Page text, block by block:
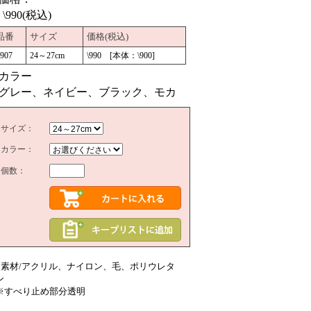
税込)
番 サイズ 価格(税込)
24～27cm \990 [本体：\900]
ラー
レー、ネイビー、ブラック、モカ
サイズ：
カラー：
個数：
材/アクリル、ナイロン、毛、ポリウレタ
べり止め部分透明